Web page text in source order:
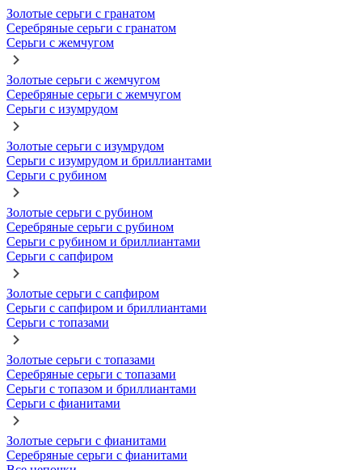
Золотые серьги с гранатом
Серебряные серьги с гранатом
Серьги с жемчугом
Золотые серьги с жемчугом
Серебряные серьги с жемчугом
Серьги с изумрудом
Золотые серьги с изумрудом
Серьги с изумрудом и бриллиантами
Серьги с рубином
Золотые серьги с рубином
Серебряные серьги с рубином
Серьги с рубином и бриллиантами
Серьги с сапфиром
Золотые серьги с сапфиром
Серьги с сапфиром и бриллиантами
Серьги с топазами
Золотые серьги с топазами
Серебряные серьги с топазами
Серьги с топазом и бриллиантами
Серьги с фианитами
Золотые серьги с фианитами
Серебряные серьги с фианитами